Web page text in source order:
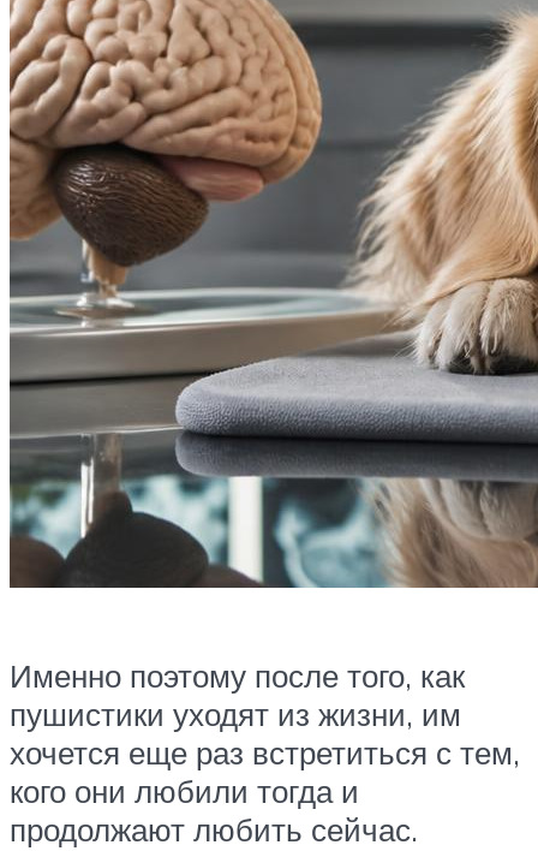
Именно поэтому после того, как
пушистики уходят из жизни, им
хочется еще раз встретиться с тем,
кого они любили тогда и
продолжают любить сейчас.